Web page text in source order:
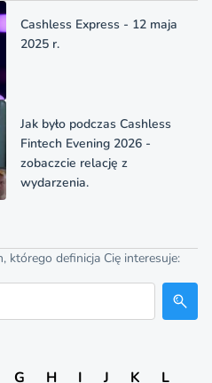
Cashless Express - 12 maja
2025 r.
Jak było podczas Cashless
Fintech Evening 2026 -
zobaczcie relację z
wydarzenia.
którego definicja Cię interesuje:
G H I J K
L